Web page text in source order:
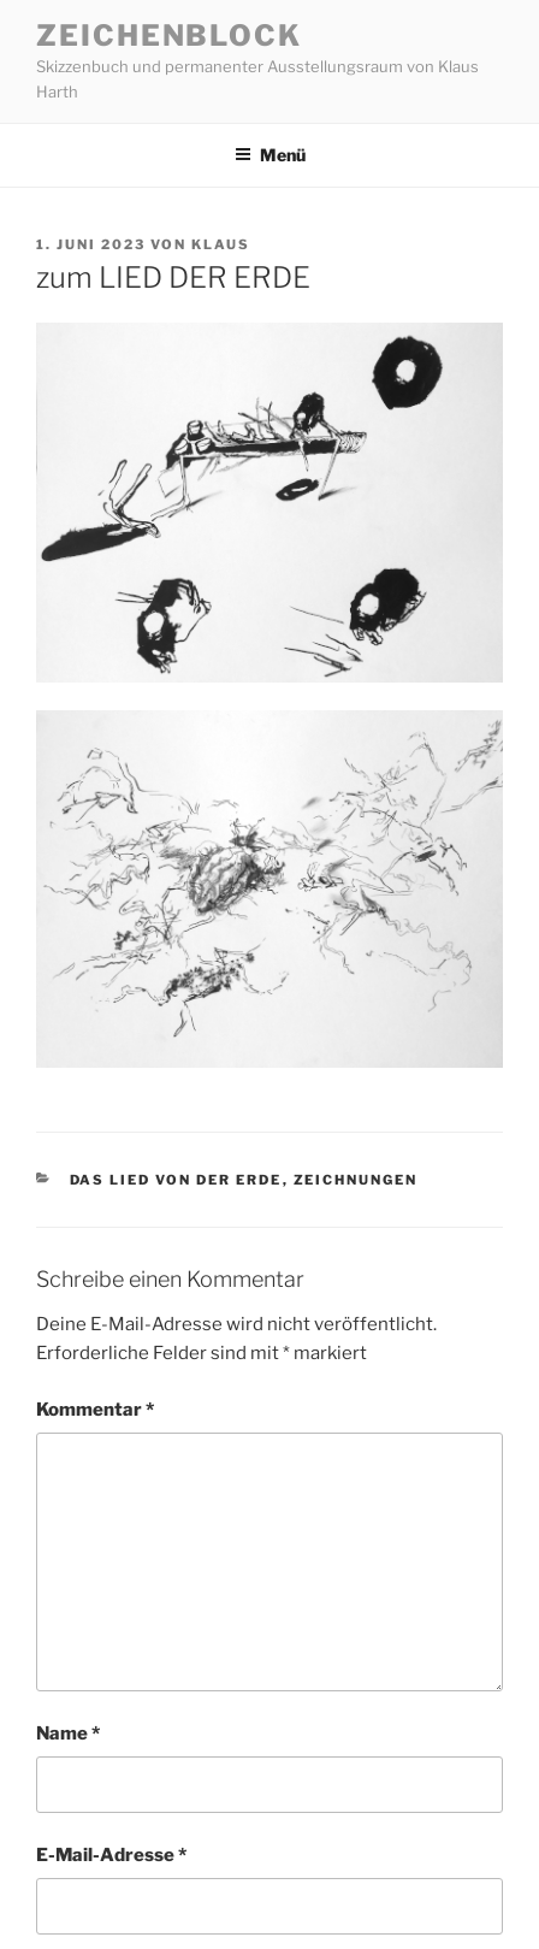
Inhalt
springen
ZEICHENBLOCK
Skizzenbuch und permanenter Ausstellungsraum von Klaus
Harth
Menü
VERÖFFENTLICHT
1. JUNI 2023 VON KLAUS
zum LIED DER ERDE
KATEGORIEN
DAS LIED VON DER ERDE , ZEICHNUNGEN
Schreibe einen Kommentar
Deine E-Mail-Adresse wird nicht veröffentlicht.
Erforderliche Felder sind mit* markiert
Kommentar*
Name*
E-Mail-Adresse*